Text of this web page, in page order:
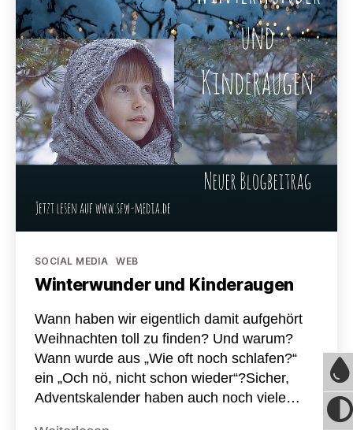
Kategorien
SOCIAL MEDIA WEB
Winterwunder und Kinderaugen
Wann haben wir eigentlich damit aufgehört
Weihnachten toll zu finden? Und warum?
Wann wurde aus „Wie oft noch schlafen?“
ein „Och nö, nicht schon wieder“?Sicher,
Adventskalender haben auch noch viele…